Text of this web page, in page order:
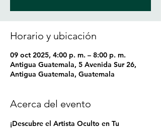
Horario y ubicación
09 oct 2025, 4:00 p. m. – 8:00 p. m.
Antigua Guatemala, 5 Avenida Sur 26,
Antigua Guatemala, Guatemala
Acerca del evento
¡Descubre el Artista Oculto en Tu